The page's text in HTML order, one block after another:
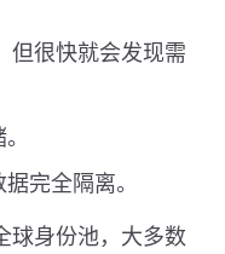
但很快就会发现需
完全隔离。
球身份池，大多数